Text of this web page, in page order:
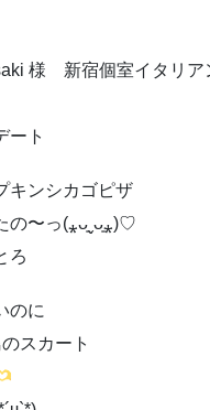
様 新宿個室イタリア
ート
キンシカゴピザ
の〜っ(⁎ᴗ͈ˬᴗ͈⁎)♡
ろ
のに
スカート